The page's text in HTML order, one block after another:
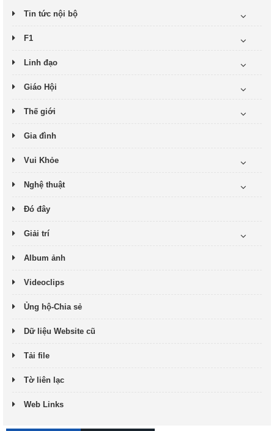
Tin tức nội bộ
F1
Linh đạo
Giáo Hội
Thế giới
Gia đình
Vui Khỏe
Nghệ thuật
Đó đây
Giải trí
Album ảnh
Videoclips
Ủng hộ-Chia sẻ
Dữ liệu Website cũ
Tải file
Tờ liên lạc
Web Links